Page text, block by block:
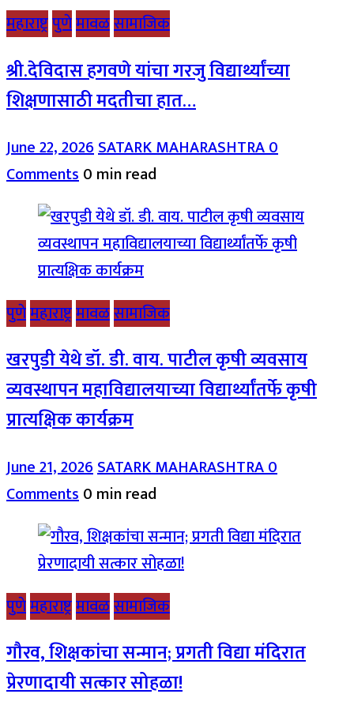
महाराष्ट्रपुणेमावळसामाजिक
श्री.देविदास हगवणे यांचा गरजु विद्यार्थ्यांच्या
शिक्षणासाठी मदतीचा हात…
June 22, 2026SATARK MAHARASHTRA0
Comments0 min read
पुणेमहाराष्ट्रमावळसामाजिक
खरपुडी येथे डॉ. डी. वाय. पाटील कृषी व्यवसाय
व्यवस्थापन महाविद्यालयाच्या विद्यार्थ्यांतर्फे कृषी
प्रात्यक्षिक कार्यक्रम
June 21, 2026SATARK MAHARASHTRA0
Comments0 min read
पुणेमहाराष्ट्रमावळसामाजिक
गौरव, शिक्षकांचा सन्मान; प्रगती विद्या मंदिरात
प्रेरणादायी सत्कार सोहळा!